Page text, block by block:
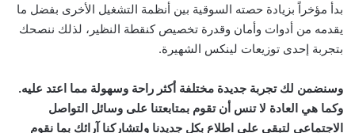
بدأ مؤخراً بزيادة حصته السوقية بين أنظمة التشغيل الأخرى بفضل ما
يقدمه من أدوات وأمان وقدرة تخصيص كنقطة النظير، لذلك ننصحك
بتجربة إحدى توزيعات لينكس الشهيرة.
وسنضمن لك تجربة جديدة مختلفة أكثر راحة وسهولة مما اعتد عليه.
وكما هي العادة لا تنس أن تقوم بمتابعتنا على وسائل التواصل
الاجتماعي لتبقى على اطلاع بكل جديدنا ولتشاركنا آرائك بما نقوم